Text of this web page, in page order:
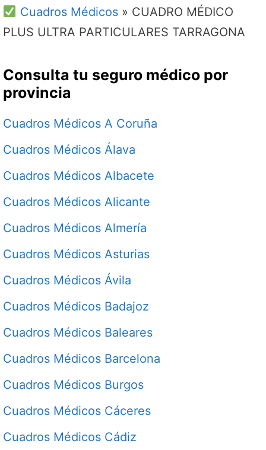
Cuadros Médicos» CUADRO MÉDICO
PLUS ULTRA PARTICULARES TARRAGONA
Consulta tu seguro médico por
provincia
Cuadros Médicos A Coruña
Cuadros Médicos Álava
Cuadros Médicos Albacete
Cuadros Médicos Alicante
Cuadros Médicos Almería
Cuadros Médicos Asturias
Cuadros Médicos Ávila
Cuadros Médicos Badajoz
Cuadros Médicos Baleares
Cuadros Médicos Barcelona
Cuadros Médicos Burgos
Cuadros Médicos Cáceres
Cuadros Médicos Cádiz